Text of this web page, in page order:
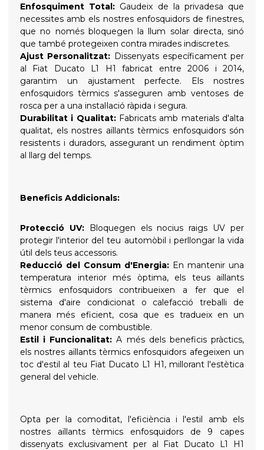
Enfosquiment Total: Gaudeix de la privadesa que
necessites amb els nostres enfosquidors de finestres,
que no només bloquegen la llum solar directa, sinó
que també protegeixen contra mirades indiscretes.
Ajust Personalitzat: Dissenyats específicament per
al Fiat Ducato L1 H1 fabricat entre 2006 i 2014,
garantim un ajustament perfecte. Els nostres
enfosquidors tèrmics s'asseguren amb ventoses de
rosca per a una instal·lació ràpida i segura.
Durabilitat i Qualitat:Fabricats amb materials d'alta
qualitat, els nostres aïllants tèrmics enfosquidors són
resistents i duradors, assegurant un rendiment òptim
al llarg del temps.
Beneficis Addicionals:
Protecció UV:Bloquegen els nocius raigs UV per
protegir l'interior del teu automòbil i perllongar la vida
útil dels teus accessoris.
Reducció del Consum d'Energia: En mantenir una
temperatura interior més òptima, els teus aïllants
tèrmics enfosquidors contribueixen a fer que el
sistema d'aire condicionat o calefacció treballi de
manera més eficient, cosa que es tradueix en un
menor consum de combustible.
Estil i Funcionalitat: A més dels beneficis pràctics,
els nostres aïllants tèrmics enfosquidors afegeixen un
toc d'estil al teu Fiat Ducato L1 H1, millorant l'estètica
general del vehicle.
Opta per la comoditat, l'eficiència i l'estil amb els
nostres aïllants tèrmics enfosquidors de 9 capes
dissenyats exclusivament per al Fiat Ducato L1 H1